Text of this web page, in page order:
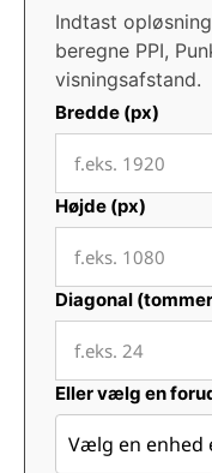
Indtast
beregne PPI,
visningsafstand.
Bredde (px)
Højde (px)
Diagonal
Eller vælg en